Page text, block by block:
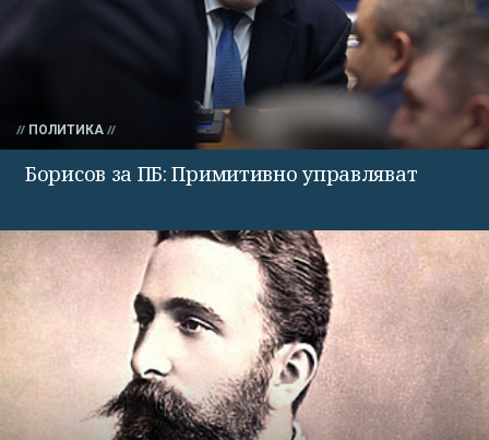
ПОЛИТИКА
Борисов за ПБ: Примитивно управляват